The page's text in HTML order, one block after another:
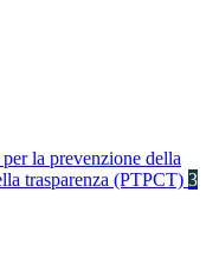
la prevenzione della
trasparenza (PTPCT) 3